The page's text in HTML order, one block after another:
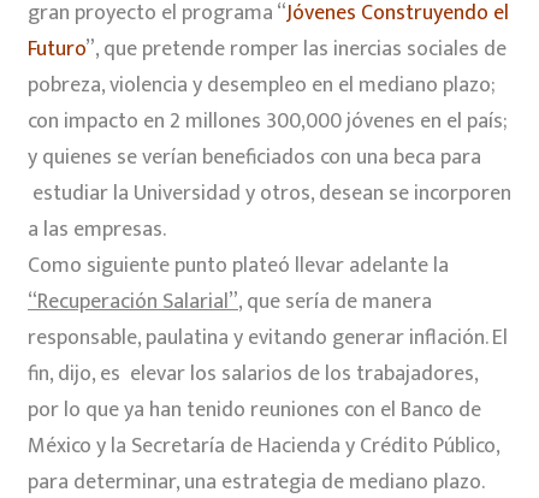
gran proyecto el programa “Jóvenes Construyendo el
Futuro”, que pretende romper las inercias sociales de
pobreza, violencia y desempleo en el mediano plazo;
con impacto en 2 millones 300,000 jóvenes en el país;
y quienes se verían beneficiados con una beca para
estudiar la Universidad y otros, desean se incorporen
a las empresas.
Como siguiente punto plateó llevar adelante la
“Recuperación Salarial”, que sería de manera
responsable, paulatina y evitando generar inflación. El
fin, dijo, es elevar los salarios de los trabajadores,
por lo que ya han tenido reuniones con el Banco de
México y la Secretaría de Hacienda y Crédito Público,
para determinar, una estrategia de mediano plazo.